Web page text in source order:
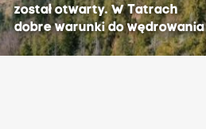
został otwarty. W Tatrach
dobre warunki do wędrowania